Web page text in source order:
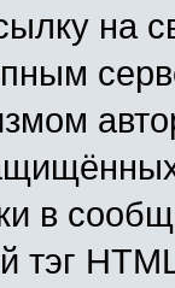
на
в
тэг